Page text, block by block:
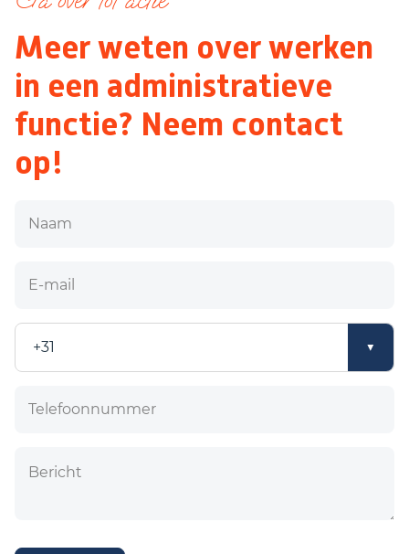
Meer weten over werken
in een administratieve
functie? Neem contact
op!